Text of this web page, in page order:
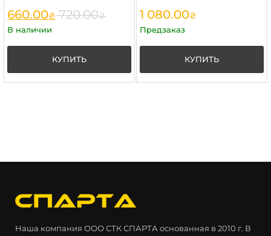
660.00₴ 720.00₴
В наличии
КУПИТЬ
1 080.00₴
Предзаказ
КУПИТЬ
Наша компания ООО СТК СПАРТА основанная в 2010 г. В